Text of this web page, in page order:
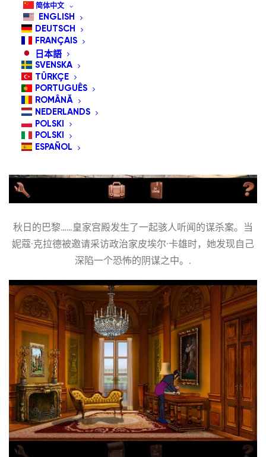
简体中文
ENGLISH
DEUTSCH
FRANÇAIS
日本語
SVENSKA
TÜRKÇE
PORTUGUÊS
ROMÂNĂ
NEDERLANDS
POLSKI
POLSKI
ESPAÑOL
秋日的巴黎……皇家宫殿发生了一起骇人听闻的谋杀案。当
妮蔻·克拉德被邀请采访政治家皮埃尔·卡雄时，她发现自己
深陷一个恐怖的阴谋之中。.